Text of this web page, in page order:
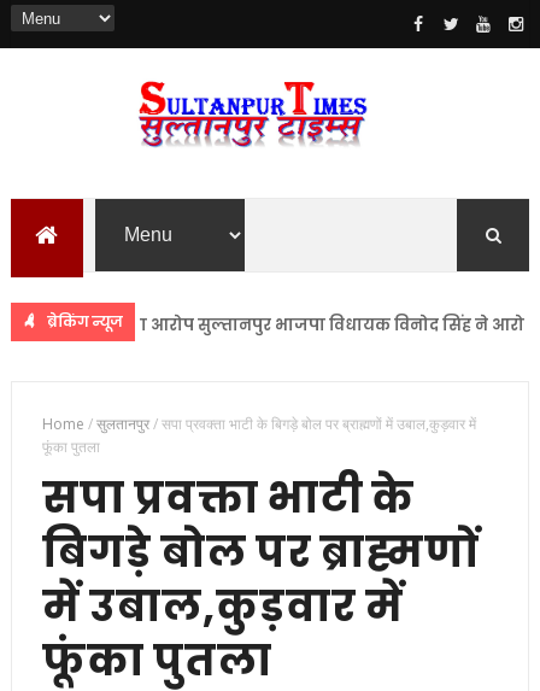
ब्रेकिंग न्यूज
उत्पीड़न का आरोप सुल्तानपुर भाजपा विधायक विनोद सिंह ने आरोपों को
Home /सुलतानपुर/सपा प्रवक्ता भाटी के बिगड़े बोल पर ब्राह्मणों में उबाल,कुड़वार में
फूंका पुतला
सपा प्रवक्ता भाटी के
बिगड़े बोल पर ब्राह्मणों
में उबाल,कुड़वार में
फूंका पुतला